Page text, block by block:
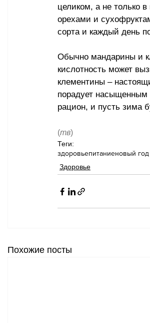
целиком, а не только
орехами и
сорта и каждый день
Обычно мандарины и
кислотность может
клементины –
порадует насыщенным
рацион, и пусть зима
(тв)
Теги:
здоровьепитаниеновый год
Здоровье
Похожие посты